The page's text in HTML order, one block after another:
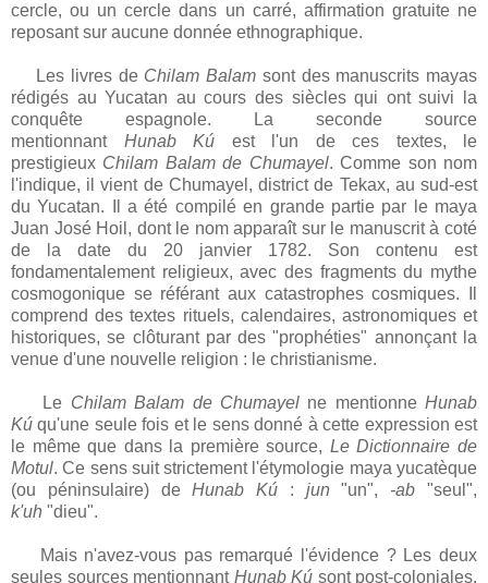
cercle, ou un cercle dans un carré, affirmation gratuite ne
reposant sur aucune donnée ethnographique.
Les livres de Chilam Balam sont des manuscrits mayas
rédigés au Yucatan au cours des siècles qui ont suivi la
conquête espagnole. La seconde source
mentionnant Hunab Kú est l'un de ces textes, le
prestigieux Chilam Balam de Chumayel. Comme son nom
l'indique, il vient de Chumayel, district de Tekax, au sud-est
du Yucatan. Il a été compilé en grande partie par le maya
Juan José Hoil, dont le nom apparaît sur le manuscrit à coté
de la date du 20 janvier 1782. Son contenu est
fondamentalement religieux, avec des fragments du mythe
cosmogonique se référant aux catastrophes cosmiques. Il
comprend des textes rituels, calendaires, astronomiques et
historiques, se clôturant par des "prophéties" annonçant la
venue d'une nouvelle religion : le christianisme.
Le Chilam Balam de Chumayel ne mentionneHunab
Kú qu'une seule fois et le sens donné à cette expression est
le même que dans la première source, Le Dictionnaire de
Motul. Ce sens suit strictement l'étymologie maya yucatèque
(ou péninsulaire) deHunab Kú : jun "un", -ab "seul",
k'uh "dieu".
Mais n'avez-vous pas remarqué l'évidence ? Les deux
seules sources mentionnant Hunab Kú sont post-coloniales.